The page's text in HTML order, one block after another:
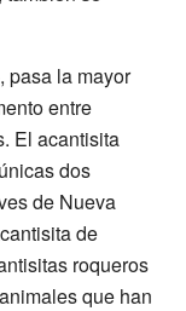
pasa la mayor
entre
El acantisita
dos
de Nueva
de
roqueros
que han